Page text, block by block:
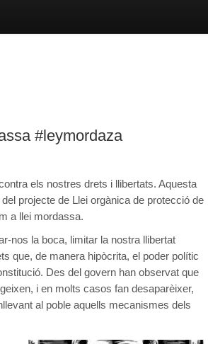
#leymordaza
els nostres drets i llibertats. Aquesta
projecte de Llei orgànica de protecció de
a llei mordassa.
nos la boca, limitar la nostra llibertat
que, de manera hipòcrita, el poder polític
Des del govern han observat que
i en molts casos fan desaparèixer,
al poble aquells mecanismes dels